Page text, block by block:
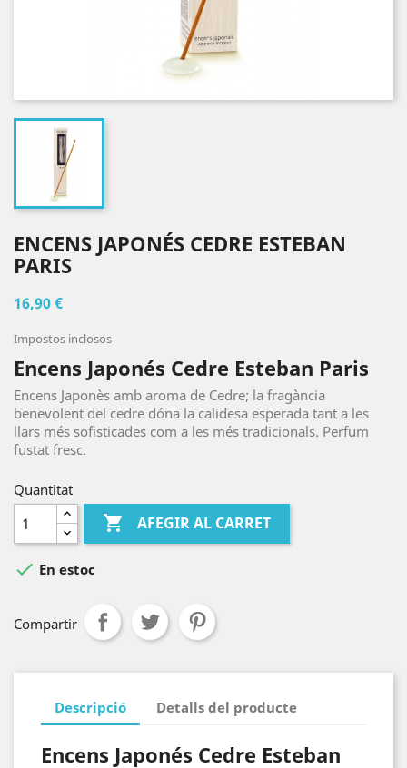
ENCENS JAPONÉS CEDRE ESTEBAN
PARIS
16,90 €
Impostos inclosos
Encens Japonés Cedre Esteban Paris
Encens Japonès amb aroma de Cedre; la fragància
benevolent del cedre dóna la calidesa esperada tant a les
llars més sofisticades com a les més tradicionals. Perfum
fustat fresc.
Quantitat
 AFEGIR AL CARRET
 En estoc
Compartir
Descripció Detalls del producte
Encens Japonés Cedre Esteban